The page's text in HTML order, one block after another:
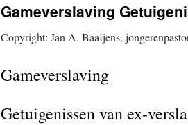
Gameverslaving
Copyright: Jan A. Baaijens,
Gameverslaving
Getuigenissen van ex-